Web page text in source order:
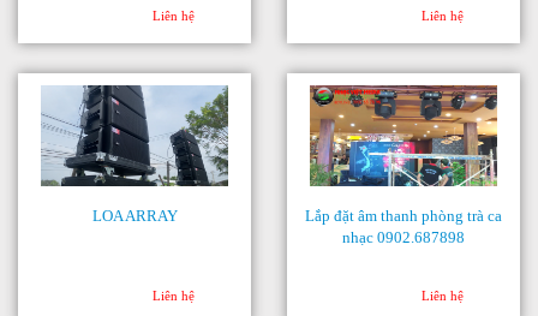
Liên hệ Liên hệ
LOA ARRAY
Liên hệ
Lắp đặt âm thanh phòng trà ca
nhạc 0902.687898
Liên hệ